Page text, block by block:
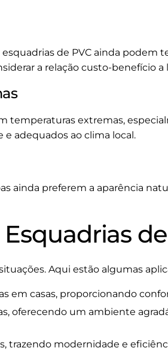
de PVC ainda podem
a relação custo-benefício a
temperaturas extremas,
adequados ao clima local.
ainda preferem a aparência
Aqui estão algumas
em casas, proporcionando
oferecendo um ambiente
trazendo modernidade e